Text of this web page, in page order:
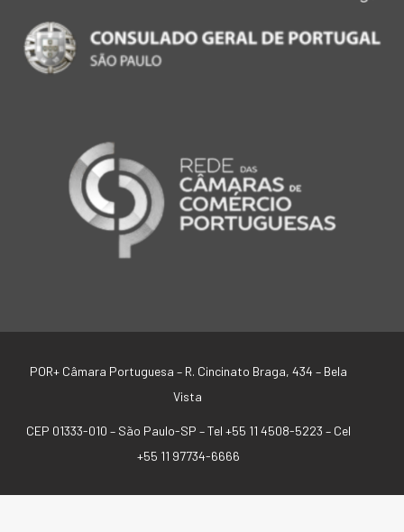
POR+ Câmara Portuguesa – R. Cincinato Braga, 434 – Bela
Vista
CEP 01333-010 – São Paulo-SP –Tel +55 11 4508-5223 – Cel
+55 11 97734-6666